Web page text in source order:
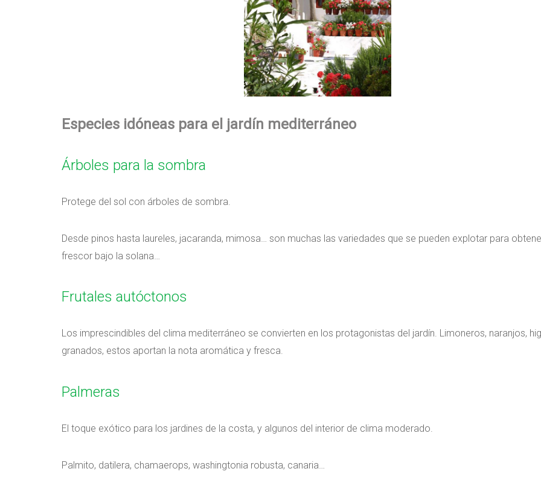
Especies idóneas para el jardín mediterráneo
Árboles para la sombra
Protege del sol con árboles de sombra.
Desde pinos hasta laureles, jacaranda, mimosa… son muchas las variedades que se pueden explotar para
frescor bajo la solana…
Frutales autóctonos
Los imprescindibles del clima mediterráneo se convierten en los protagonistas del jardín. Limoneros, naranjos,
granados, estos aportan la nota aromática y fresca.
Palmeras
El toque exótico para los jardines de la costa, y algunos del interior de clima moderado.
Palmito, datilera, chamaerops, washingtonia robusta, canaria…